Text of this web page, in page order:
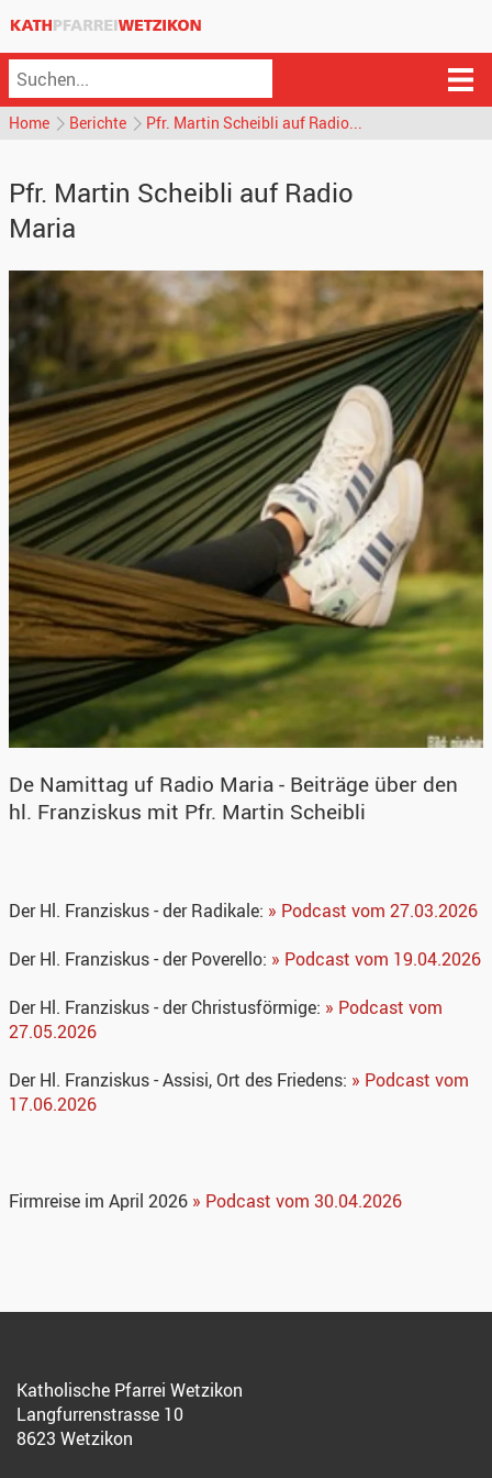
Home Berichte Pfr. Martin Scheibli auf Radio...
Pfr. Martin Scheibli auf Radio
Maria
De Namittag uf Radio Maria - Beiträge über den
hl. Franziskus mit Pfr. Martin Scheibli
Der Hl. Franziskus - der Radikale: » Podcast vom 27.03.2026
Der Hl. Franziskus - der Poverello: » Podcast vom 19.04.2026
Der Hl. Franziskus - der Christusförmige: » Podcast vom
27.05.2026
Der Hl. Franziskus - Assisi, Ort des Friedens: » Podcast vom
17.06.2026
Firmreise im April 2026 » Podcast vom 30.04.2026
Katholische Pfarrei Wetzikon
Langfurrenstrasse 10
8623 Wetzikon